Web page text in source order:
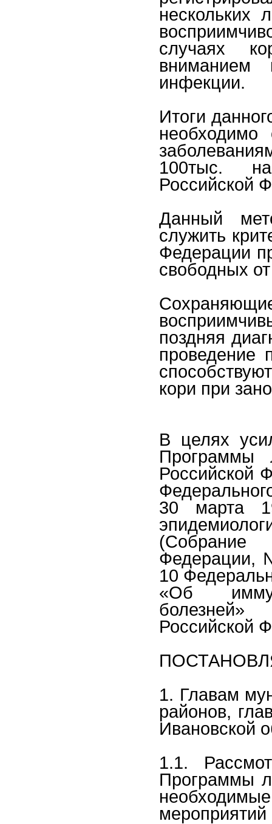
нескольких
случаях
вниманием
инфекции.
Итоги
необходимо
100тыс.
Российской
Данный
служить
Федерации
свободных
поздняя
проведение
кори при
В целях
Программы
Российской
30 марта
(Собрание
Федерации,
10
«Об
Российской
1. Главам
районов,
Ивановской
1.1.
Программы